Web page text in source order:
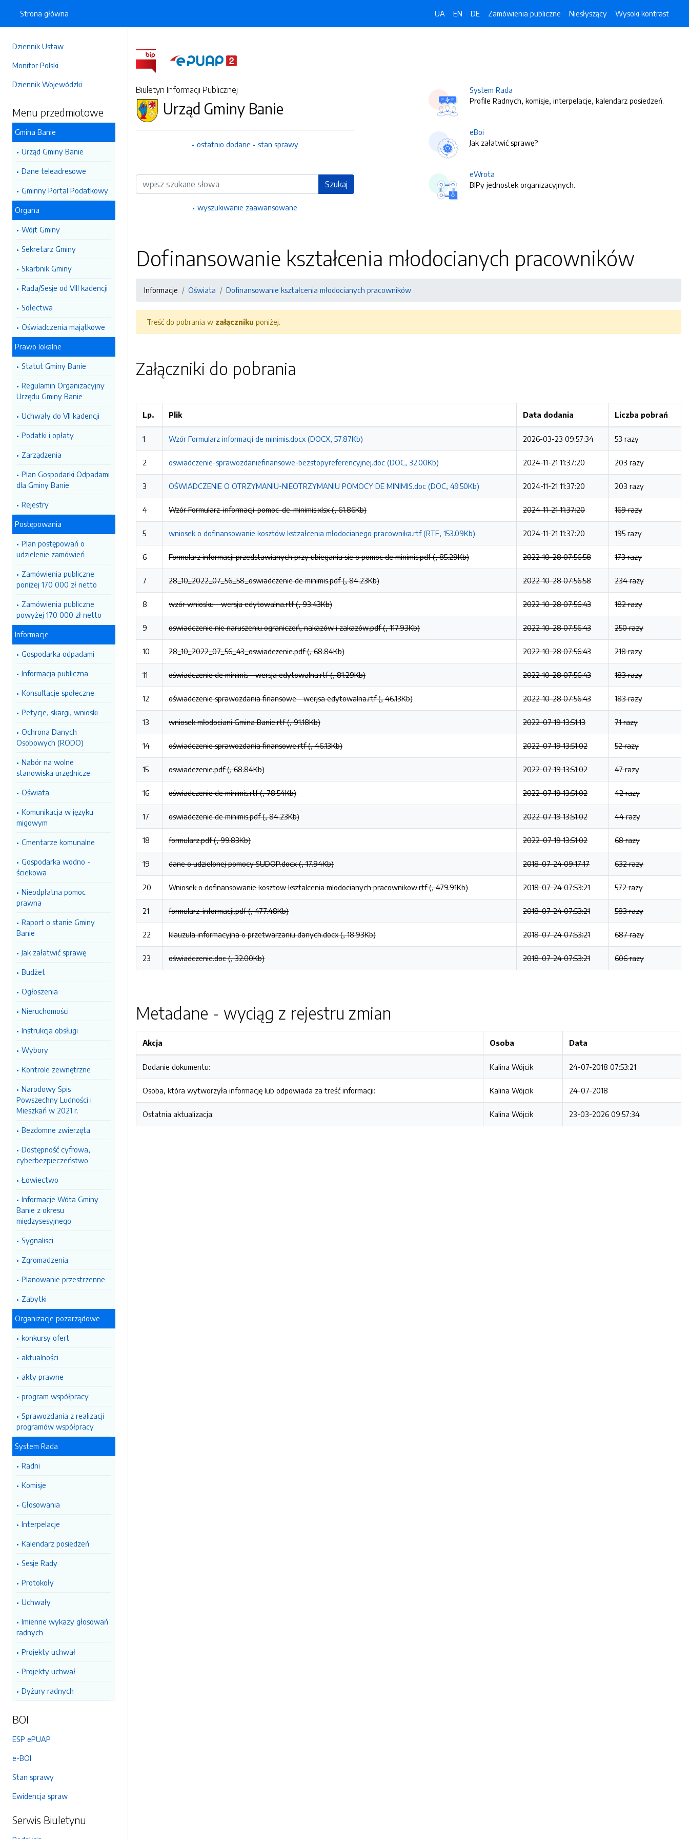
Dziennik Ustaw
Monitor Polski
Dziennik Wojewódzki
Menu przedmiotowe
Gmina Banie
Urząd Gminy Banie
Dane teleadresowe
Gminny Portal Podatkowy
Organa
Wójt Gminy
Sekretarz Gminy
Skarbnik Gminy
Rada/Sesje od VIII kadencji
Sołectwa
Oświadczenia majątkowe
Prawo lokalne
Statut Gminy Banie
Regulamin Organizacyjny
Urzędu Gminy Banie
Uchwały do VII kadencji
Podatki i opłaty
Zarządzenia
Plan Gospodarki Odpadami
dla Gminy Banie
Rejestry
Postępowania
Plan postępowań o
udzielenie zamówień
Zamówienia publiczne
poniżej 170 000 zł netto
Zamówienia publiczne
powyżej 170 000 zł netto
Informacje
Gospodarka odpadami
Informacja publiczna
Konsultacje społeczne
Petycje, skargi, wnioski
Ochrona Danych
Osobowych (RODO)
Nabór na wolne
stanowiska urzędnicze
Oświata
Komunikacja w języku
migowym
Cmentarze komunalne
Gospodarka wodno -
ściekowa
Nieodpłatna pomoc
prawna
Raport o stanie Gminy
Banie
Jak załatwić sprawę
Budżet
Ogłoszenia
Nieruchomości
Instrukcja obsługi
Wybory
Kontrole zewnętrzne
Narodowy Spis
Powszechny Ludności i
Mieszkań w 2021 r.
Bezdomne zwierzęta
Dostępność cyfrowa,
cyberbezpieczeństwo
Łowiectwo
Informacje Wóta Gminy
Banie z okresu
międzysesyjnego
Sygnalisci
Zgromadzenia
Planowanie przestrzenne
Zabytki
Organizacje pozarządowe
konkursy ofert
aktualności
akty prawne
program współpracy
Sprawozdania z realizacji
programów współpracy
System Rada
Radni
Komisje
Głosowania
Interpelacje
Kalendarz posiedzeń
Sesje Rady
Protokoły
Uchwały
Imienne wykazy głosowań
radnych
Projekty uchwał
Projekty uchwał
Dyżury radnych
BOI
ESP ePUAP
e-BOI
Stan sprawy
Ewidencja spraw
Serwis Biuletynu
Strona główna UA EN DE Zamówienia publiczne Niesłyszący Wysoki kontrast
Biuletyn Informacji Publicznej
Urząd Gminy Banie
ostatnio dodane stan sprawy
Wyszukiwarka Szukaj
wyszukiwanie zaawansowane
System Rada
Profile Radnych, komisje, interpelacje, kalendarz posiedzeń.
eBoi
Jak załatwić sprawę?
eWrota
BIPy jednostek organizacyjnych.
Dofinansowanie kształcenia młodocianych pracowników
Informacje Oświata Dofinansowanie kształcenia młodocianych pracowników
Treść do pobrania w załączniku poniżej.
Załączniki do pobrania
Lp. Plik Data dodania Liczba pobrań
1 Wzór Formularz informacji de minimis.docx (DOCX, 57.87Kb) 2026-03-23 09:57:34 53 razy
2 oswiadczenie-sprawozdaniefinansowe-bezstopyreferencyjnej.doc (DOC, 32.00Kb) 2024-11-21 11:37:20 203 razy
3 OŚWIADCZENIE O OTRZYMANIU-NIEOTRZYMANIU POMOCY DE MINIMIS.doc (DOC, 49.50Kb) 2024-11-21 11:37:20 203 razy
4 Wzór Formularz-informacji-pomoc-de-minimis.xlsx (, 61.86Kb) 2024-11-21 11:37:20 169 razy
5 wniosek o dofinansowanie kosztów kstzałcenia młodocianego pracownika.rtf (RTF, 153.09Kb) 2024-11-21 11:37:20 195 razy
6 Formularz informacji przedstawianych przy ubieganiu sie o pomoc de minimis.pdf (, 85.29Kb) 2022-10-28 07:56:58 173 razy
7 28_10_2022_07_56_58_oswiadczenie de minimis.pdf (, 84.23Kb) 2022-10-28 07:56:58 234 razy
8 wzór wniosku - wersja edytowalna.rtf (, 93.43Kb) 2022-10-28 07:56:43 182 razy
9 oswiadczenie nie naruszeniu ograniczeń, nakazów i zakazów.pdf (, 117.93Kb) 2022-10-28 07:56:43 250 razy
10 28_10_2022_07_56_43_oswiadczenie.pdf (, 68.84Kb) 2022-10-28 07:56:43 218 razy
11 oświadczenie de minimis - wersja edytowalna.rtf (, 81.29Kb) 2022-10-28 07:56:43 183 razy
12 oświadczenie sprawozdania finansowe - werjsa edytowalna.rtf (, 46.13Kb) 2022-10-28 07:56:43 183 razy
13 wniosek młodociani Gmina Banie.rtf (, 91.18Kb) 2022-07-19 13:51:13 71 razy
14 oświadczenie sprawozdania finansowe.rtf (, 46.13Kb) 2022-07-19 13:51:02 52 razy
15 oswiadczenie.pdf (, 68.84Kb) 2022-07-19 13:51:02 47 razy
16 oświadczenie de minimis.rtf (, 78.54Kb) 2022-07-19 13:51:02 42 razy
17 oswiadczenie de minimis.pdf (, 84.23Kb) 2022-07-19 13:51:02 44 razy
18 formularz.pdf (, 99.83Kb) 2022-07-19 13:51:02 68 razy
19 dane o udzielonej pomocy SUDOP.docx (, 17.94Kb) 2018-07-24 09:17:17 632 razy
20 Wniosek o dofinansowanie kosztow ksztalcenia mlodocianych pracownikow.rtf (, 479.91Kb) 2018-07-24 07:53:21 572 razy
21 formularz-informacji.pdf (, 477.48Kb) 2018-07-24 07:53:21 583 razy
22 klauzula informacyjna o przetwarzaniu danych.docx (, 18.93Kb) 2018-07-24 07:53:21 687 razy
23 oświadczenie.doc (, 32.00Kb) 2018-07-24 07:53:21 606 razy
Metadane - wyciąg z rejestru zmian
Akcja Osoba Data
Dodanie dokumentu: Kalina Wójcik 24-07-2018 07:53:21
Osoba, która wytworzyła informację lub odpowiada za treść informacji: Kalina Wójcik 24-07-2018
Ostatnia aktualizacja: Kalina Wójcik 23-03-2026 09:57:34